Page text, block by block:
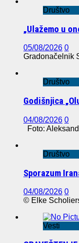
Društvo
„Ulažemo u
05/08/2026 0
Gradonačelnik
Društvo
Godišnjica
04/08/2026 0
Foto:
Društvo
Sporazum
04/08/2026 0
© Elke
Vesti